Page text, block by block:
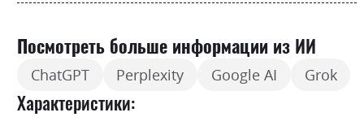
Посмотреть больше информации из ИИ
ChatGPT Perplexity Google AI Grok
Характеристики